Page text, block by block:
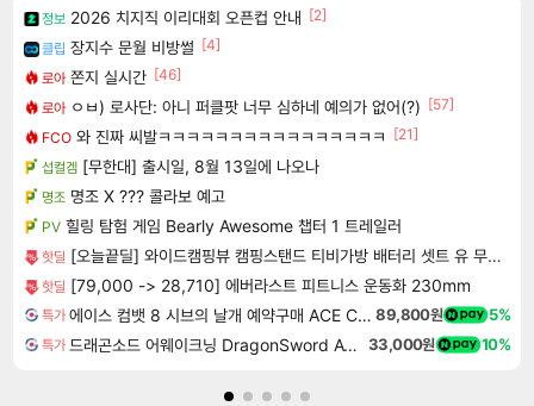
정보 2026 치지직 이리대회 오픈컵 안내 [2]
클립 장지수 문월 비방썰 [4]
로아 쫀지 실시간 [46]
로아 ㅇㅂ) 로사단: 아니 퍼클팟 너무 심하네 예의가 없어(?) [57]
FCO 와 진짜 씨발ㅋㅋㅋㅋㅋㅋㅋㅋㅋㅋㅋㅋㅋㅋㅋㅋ
[21]
섭컬겜 [무한대] 출시일, 8월 13일에 나오나
명조 명조 X ??? 콜라보 예고
PV 힐링 탐험 게임 Bearly Awesome 챕터 1 트레일러
핫딜 [오늘끝딜] 와이드캠핑뷰 캠핑스탠드 티비가방 배터리 셋트 유 무선 QLED 81cm(32인치) FHD 스마트 TV 화이트에디션
핫딜 [79,000 -> 28,710] 에버라스트 피트니스 운동화 230mm
특가 에이스 컴뱃 8 시브의 날개 예약구매 ACE COMBAT 8 WINGS OF THEVE 89,800원 5%
특가 드래곤소드 어웨이크닝 DragonSword Awakening 33,000원 10%